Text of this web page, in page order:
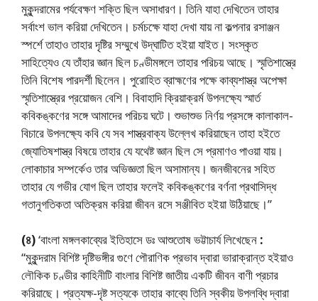
মুকুন্দরামের পর্যবেক্ষণ শক্তি ছিল অসাধারণ। তিনি যাহা দেখিতেন তাহার
সর্বাংশ ভাল করিয়া দেখিতেন। চর্মচক্ষে যাহা দেখা যায় না কল্পনার রসাঞ্জন
স্পর্শে তাহাও তাহার দৃষ্টির সম্মুখে উদ্‌ঘাটিত হইয়া যাইত। সংস্কৃত
সাহিত্যেও যে তাঁহার জ্ঞান ছিল চণ্ডীমঙ্গলে তাহার পরিচয় আছে। স্মৃতিশাস্ত্রে
তিনি বিশেষ পারদর্শী ছিলেন। পুরোহিত ব্রাহ্মণের পক্ষে কাব্যশাস্ত্র অপেক্ষা
স্মৃতিশাস্ত্রের প্রয়োজন বেশি। বিবাহাদি ক্রিয়াক্রর্ম উপলক্ষ্যে স্মার্ত
কবিকঙ্কণের সঙ্গে আমাদের পরিচয় ঘটে। শুভাশুভ নির্ণয় প্রসঙ্গে কালাকাল-
বিচারে উপলক্ষ্যে কবি যে সব শাস্ত্রবাক্য উল্লেখ করিয়াছেন তাহা হইতে
জ্যোতিষশাস্ত্র বিষয়ে তাহার যে যথেষ্ট জ্ঞান ছিল সে প্রমাণও পাওয়া যায়।
লোকাচার সম্পর্কেও তার অভিজ্ঞতা ছিল অসামান্য। জনজীবনের সহিত
তাহার যে গভীর যোগ ছিল তাহার ফলেই কবিকঙ্কণের বর্ণনা প্রথাসিদ্ধ
গতানুগতিকতা অতিক্রম করিয়া জীবন রসে সঞ্জীবিত হইয়া উঠিয়াছে।”
(৪)‘বাংলা মঙ্গলকাব্যের ইতিহাসে ডঃ আশুতোষ ভট্টাচার্য লিখেছেন :
“মুকুন্দরাম বিশিষ্ট দৃষ্টিভঙ্গীর গুণে পৌরাণিক প্রভাব দ্বারা ভারাক্রান্ত হইয়াও
লৌকিক চণ্ডীর কাহিনীটি বাংলার বিশিষ্ট জাতীয় একটি জীবন বাণী প্রচার
করিয়াছে। প্রত্যক্ষ-দৃষ্ট সত্যকে তাহার কাব্যে তিনি স্বকীয় উপলব্ধি দ্বারা